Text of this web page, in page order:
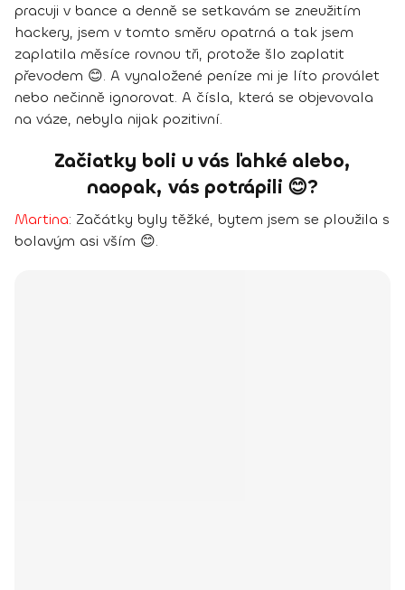
pracuji v bance a denně se setkavám se zneužitím
hackery, jsem v tomto směru opatrná a tak jsem
zaplatila měsíce rovnou tři, protože šlo zaplatit
převodem 😊. A vynaložené peníze mi je líto proválet
nebo nečinně ignorovat. A čísla, která se objevovala
na váze, nebyla nijak pozitivní.
Začiatky boli u vás ľahké alebo,
naopak, vás potrápili 😊?
Martina: Začátky byly těžké, bytem jsem se ploužila s
bolavým asi vším 😊.